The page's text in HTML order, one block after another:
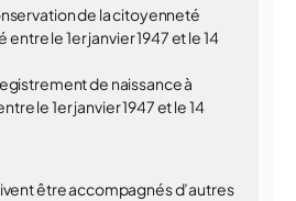
de la citoyenneté
le 1er janvier 1947 et le 14
de naissance à
le 1er janvier 1947 et le 14
être accompagnés d’autres